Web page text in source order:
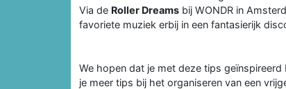
Via de Roller Dreams bij WONDR in
favoriete muziek erbij in een fantasierijk
We hopen dat je met deze tips
je meer tips bij het organiseren van een